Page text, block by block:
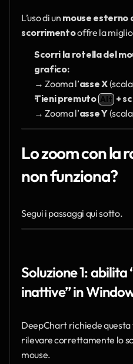
L’uso di un mouse esterno
scorrimento offre la
Scorri la rotella del
grafico:
→ Zooma l’asse X
Tieni premuto Alt +
→ Zooma l’asse Y
Lo zoom con la
non funziona?
Segui i passaggi qui sotto.
Soluzione 1:
inattive” in
DeepChart richiede
rilevare correttamente lo
mouse.